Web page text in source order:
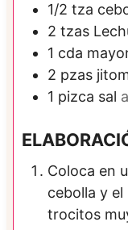
1/2 tza
2 tzas
1 cda
2 pzas
1 pizca sal
Coloca en
cebolla y
trocitos